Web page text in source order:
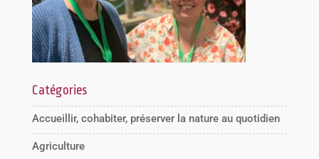
Catégories
Accueillir, cohabiter, préserver la nature au quotidien
Agriculture